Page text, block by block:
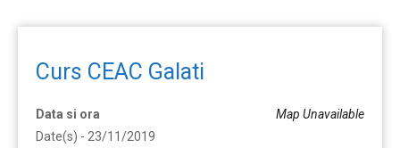
Curs CEAC Galati
Map Unavailable
Data si ora
Date(s) - 23/11/2019